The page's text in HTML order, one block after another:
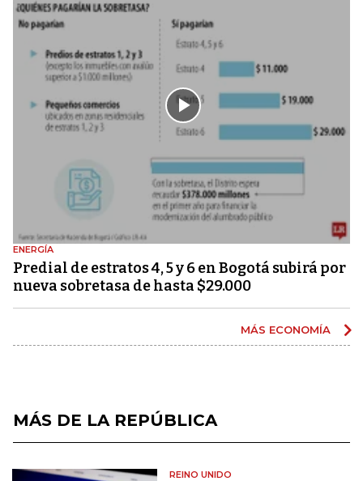
ENERGÍA
Predial de estratos 4, 5 y 6 en Bogotá subirá por
nueva sobretasa de hasta $29.000
MÁS ECONOMÍA
MÁS DE LA REPÚBLICA
REINO UNIDO